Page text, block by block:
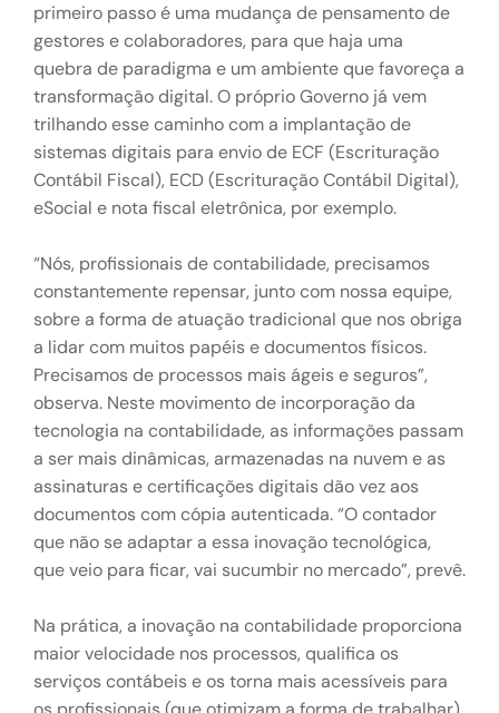
primeiro passo é uma mudança de pensamento de
gestores e colaboradores, para que haja uma
quebra de paradigma e um ambiente que favoreça a
transformação digital. O próprio Governo já vem
trilhando esse caminho com a implantação de
sistemas digitais para envio de ECF (Escrituração
Contábil Fiscal), ECD (Escrituração Contábil Digital),
eSocial e nota fiscal eletrônica, por exemplo.
“Nós, profissionais de contabilidade, precisamos
constantemente repensar, junto com nossa equipe,
sobre a forma de atuação tradicional que nos obriga
a lidar com muitos papéis e documentos físicos.
Precisamos de processos mais ágeis e seguros”,
observa. Neste movimento de incorporação da
tecnologia na contabilidade, as informações passam
a ser mais dinâmicas, armazenadas na nuvem e as
assinaturas e certificações digitais dão vez aos
documentos com cópia autenticada. “O contador
que não se adaptar a essa inovação tecnológica,
que veio para ficar, vai sucumbir no mercado”, prevê.
Na prática, a inovação na contabilidade proporciona
maior velocidade nos processos, qualifica os
serviços contábeis e os torna mais acessíveis para